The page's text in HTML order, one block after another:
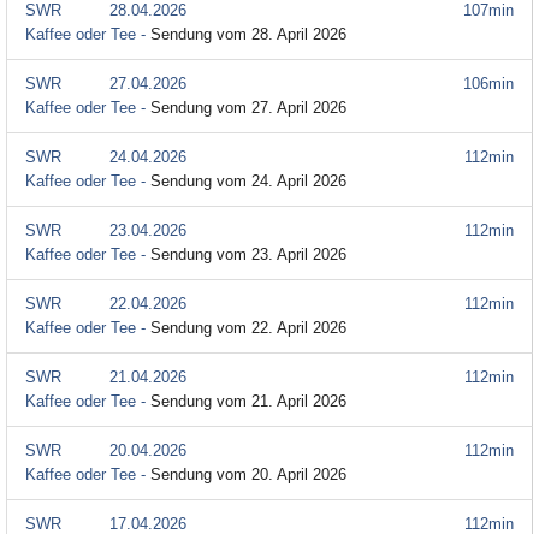
107min
SWR
28.04.2026
Kaffee oder Tee - Sendung vom 28. April 2026
106min
SWR
27.04.2026
Kaffee oder Tee - Sendung vom 27. April 2026
112min
SWR
24.04.2026
Kaffee oder Tee - Sendung vom 24. April 2026
112min
SWR
23.04.2026
Kaffee oder Tee - Sendung vom 23. April 2026
112min
SWR
22.04.2026
Kaffee oder Tee - Sendung vom 22. April 2026
112min
SWR
21.04.2026
Kaffee oder Tee - Sendung vom 21. April 2026
112min
SWR
20.04.2026
Kaffee oder Tee - Sendung vom 20. April 2026
112min
SWR
17.04.2026